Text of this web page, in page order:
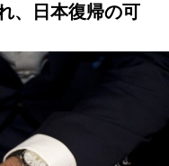
、日本復帰の可